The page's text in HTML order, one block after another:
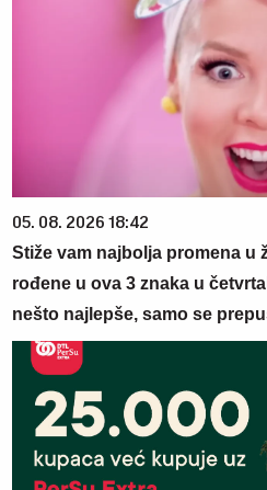
05. 08. 2026 18:42
Stiže vam najbolja promena u
rođene u ova 3 znaka u
nešto najlepše, samo se